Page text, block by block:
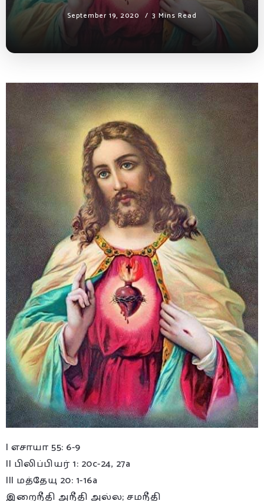
September 19, 2020 3 Mins Read
I எசாயா 55: 6-9
II பிலிப்பியர் 1: 20c-24, 27a
III மத்தேயு 20: 1-16a
இறைநீதி அநீதி அல்ல; சமநீதி